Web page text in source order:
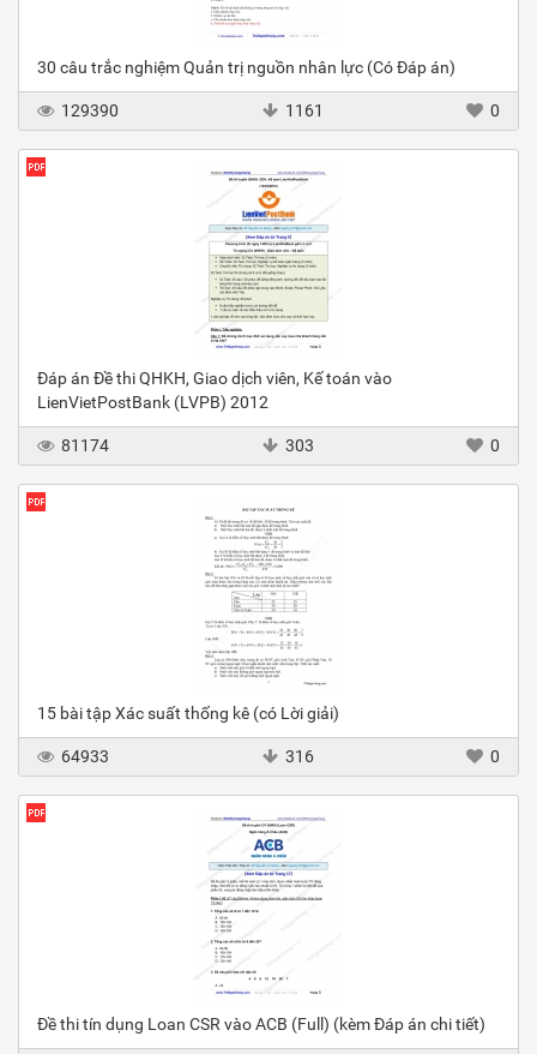
30 câu trắc nghiệm Quản trị nguồn nhân lực (Có Đáp án)
129390 1161 0
Đáp án Đề thi QHKH, Giao dịch viên, Kế toán vào
LienVietPostBank (LVPB) 2012
81174 303 0
15 bài tập Xác suất thống kê (có Lời giải)
64933 316 0
Đề thi tín dụng Loan CSR vào ACB (Full) (kèm Đáp án chi tiết)